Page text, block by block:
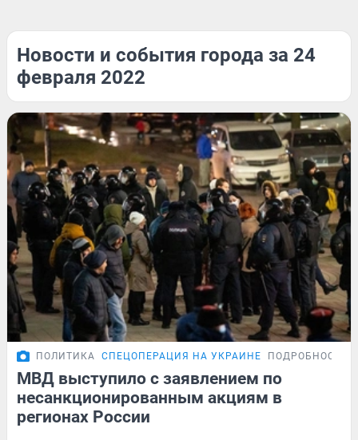
Новости и события города за 24
февраля 2022
ПОЛИТИКА СПЕЦОПЕРАЦИЯ НА УКРАИНЕ ПОДРОБНОСТИ
МВД выступило с заявлением по
несанкционированным акциям в
регионах России